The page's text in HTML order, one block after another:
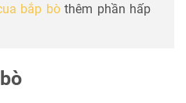
bắp bòthêm phần hấp